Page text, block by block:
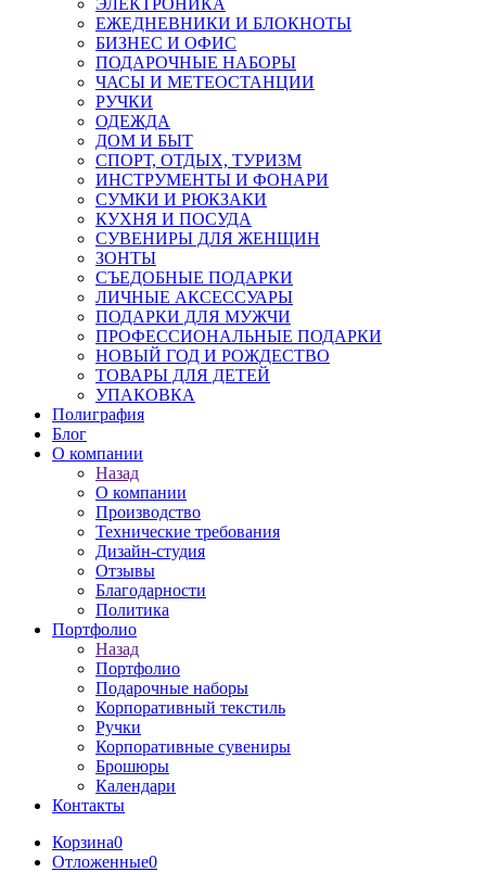
ЭЛЕКТРОНИКА
ЕЖЕДНЕВНИКИ И БЛОКНОТЫ
БИЗНЕС И ОФИС
ПОДАРОЧНЫЕ НАБОРЫ
ЧАСЫ И МЕТЕОСТАНЦИИ
РУЧКИ
ОДЕЖДА
ДОМ И БЫТ
СПОРТ, ОТДЫХ, ТУРИЗМ
ИНСТРУМЕНТЫ И ФОНАРИ
СУМКИ И РЮКЗАКИ
КУХНЯ И ПОСУДА
СУВЕНИРЫ ДЛЯ ЖЕНЩИН
ЗОНТЫ
СЪЕДОБНЫЕ ПОДАРКИ
ЛИЧНЫЕ АКСЕССУАРЫ
ПОДАРКИ ДЛЯ МУЖЧИ
ПРОФЕССИОНАЛЬНЫЕ ПОДАРКИ
НОВЫЙ ГОД И РОЖДЕСТВО
ТОВАРЫ ДЛЯ ДЕТЕЙ
УПАКОВКА
Полиграфия
Блог
О компании
Назад
О компании
Производство
Технические требования
Дизайн-студия
Отзывы
Благодарности
Политика
Портфолио
Назад
Портфолио
Подарочные наборы
Корпоративный текстиль
Ручки
Корпоративные сувениры
Брошюры
Календари
Контакты
Корзина0
Отложенные0